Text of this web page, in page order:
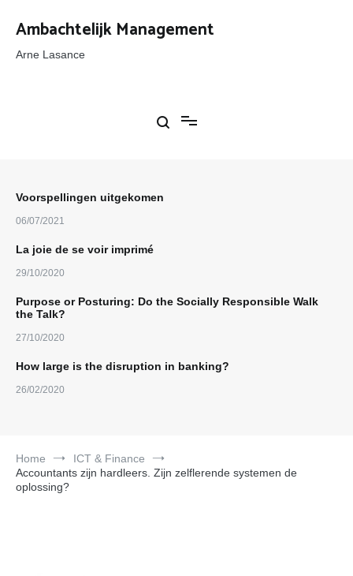
naar
inhoud
Ambachtelijk Management
Arne Lasance
Voorspellingen uitgekomen
06/07/2021
La joie de se voir imprimé
29/10/2020
Purpose or Posturing: Do the Socially Responsible Walk
the Talk?
27/10/2020
How large is the disruption in banking?
26/02/2020
Home
ICT & Finance
Accountants zijn hardleers. Zijn zelflerende systemen de
oplossing?